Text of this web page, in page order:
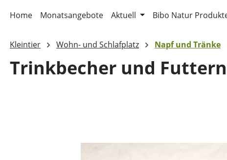
Home Monatsangebote Aktuell Bibo Natur
Kleintier Wohn- und Schlafplatz Napf und Tränke
Trinkbecher und